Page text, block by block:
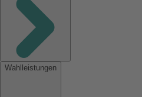
Wahlleistungen